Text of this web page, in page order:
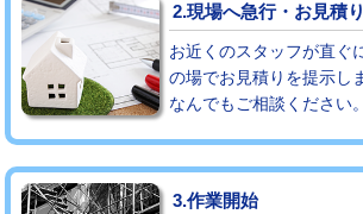
廃棄・処分 現
※給水管工事は20mmまでの価格です。
2.現場へ急行・お見積り
お近くのスタッフが直ぐ
の場でお見積りを提示し
なんでもご相談ください。
3.作業開始